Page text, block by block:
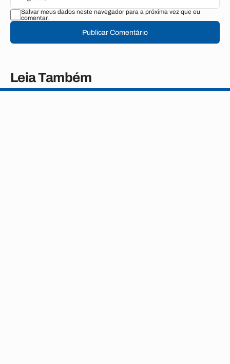
Salvar meus dados neste navegador para a próxima vez que eu
comentar.
Publicar Comentário
Leia Também